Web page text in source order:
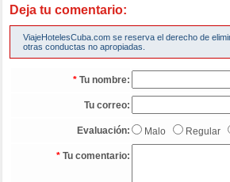
Deja tu comentario:
ViajeHotelesCuba.com se reserva el derecho de
otras conductas no apropiadas.
* Tu nombre:
Tu correo:
Evaluación: Malo Regular
* Tu comentario: